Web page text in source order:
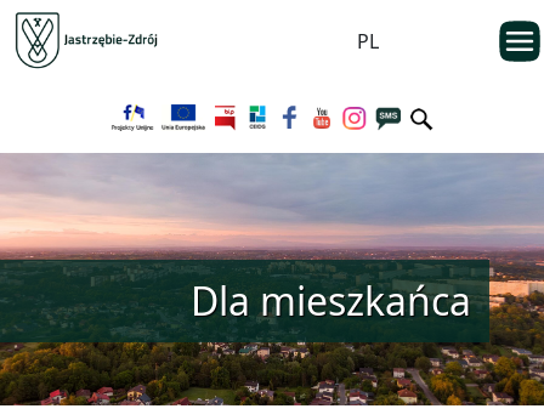
Przejdź do menu głównego
Przejdź do treści
PL
Dla mieszkańca